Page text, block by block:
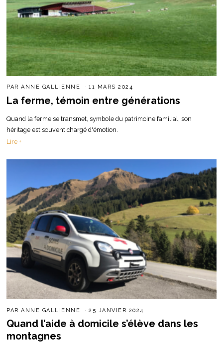
PARANNE GALLIENNE 11 MARS 2024
La ferme, témoin entre générations
Quand la ferme se transmet, symbole du patrimoine familial, son
héritage est souvent chargé d'émotion.
Lire +
PARANNE GALLIENNE 25 JANVIER 2024
Quand l’aide à domicile s’élève dans les
montagnes